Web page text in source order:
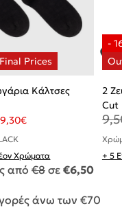
Κάλτσες
9,30€
Χρώματα
2
Cut
+ 5
από €8 σε €6,50
άνω των €70